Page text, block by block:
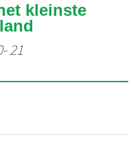
kleinste
21